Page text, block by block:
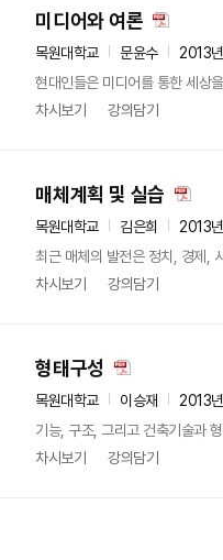
미디어와 여론
목원대학교 문윤수
2013
현대인들은 미디어를 통한 세상
차시보기
강의담기
매체계획 및 실습
목원대학교 김은희
2013
최근 매체의 발전은 정치, 경제,
차시보기
강의담기
형태구성
목원대학교 이승재
2013
기능, 구조, 그리고 건축기술과
차시보기
강의담기